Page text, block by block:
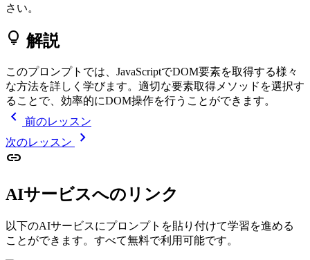
さい。
lightbulb 解説
このプロンプトでは、JavaScriptでDOM要素を取得する様々
な方法を詳しく学びます。適切な要素取得メソッドを選択す
ることで、効率的にDOM操作を行うことができます。
chevron_left
前のレッスン
次のレッスン
chevron_right
link
AIサービスへのリンク
以下のAIサービスにプロンプトを貼り付けて学習を進める
ことができます。すべて無料で利用可能です。